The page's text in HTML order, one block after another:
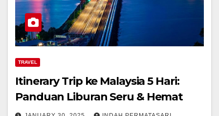
TRAVEL
Itinerary Trip ke Malaysia 5 Hari:
Panduan Liburan Seru & Hemat